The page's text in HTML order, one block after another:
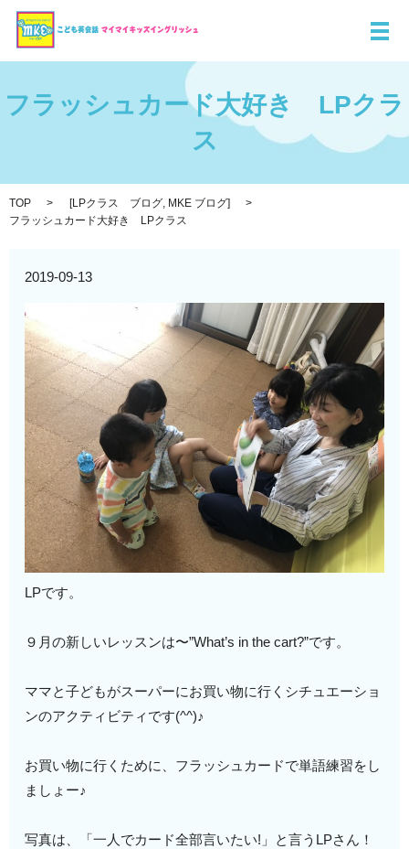
メ
フラッシュカード大好き LPクラ
ス
TOP [LPクラス ブログ, MKE ブログ]
フラッシュカード大好き LPクラス
2019-09-13
LPです。
９月の新しいレッスンは〜”What’s in the cart?”です。
ママと子どもがスーパーにお買い物に行くシチュエーショ
ンのアクティビティです(^^)♪
お買い物に行くために、フラッシュカードで単語練習をし
ましょー♪
写真は、「一人でカード全部言いたい!」と言うLPさん！